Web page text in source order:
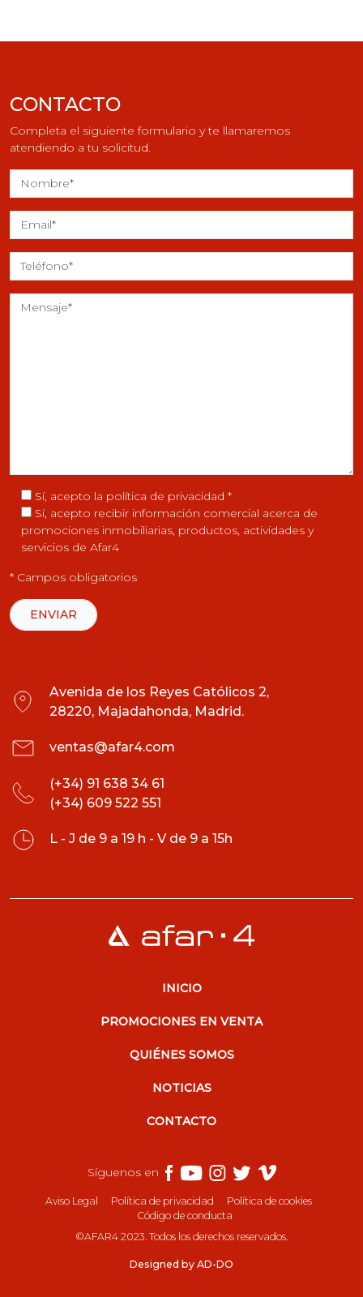
CONTACTO
Completa el siguiente formulario y te llamaremos
atendiendo a tu solicitud.
Sí, acepto la política de privacidad *
Sí, acepto recibir información comercial acerca de
promociones inmobiliarias, productos, actividades y
servicios de Afar4
* Campos obligatorios
Avenida de los Reyes Católicos 2,
28220, Majadahonda, Madrid.
ventas@afar4.com
(+34) 91 638 34 61
(+34) 609 522 551
L - J de 9 a 19 h - V de 9 a 15h
INICIO
PROMOCIONES EN VENTA
QUIÉNES SOMOS
NOTICIAS
CONTACTO
Síguenos en
Aviso Legal Política de privacidad
Política de cookies
Código de conducta
©AFAR4 2023. Todos los derechos reservados.
Designed by AD-DO